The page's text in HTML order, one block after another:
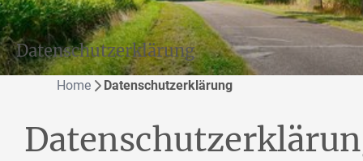
Datenschutzerklärung
Home Datenschutzerklärung